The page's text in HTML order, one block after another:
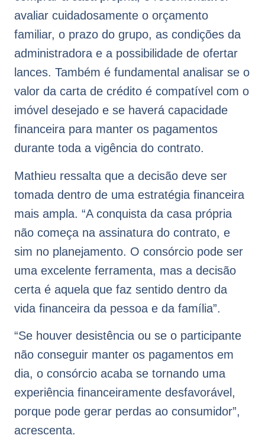
avaliar cuidadosamente o orçamento
familiar, o prazo do grupo, as condições da
administradora e a possibilidade de ofertar
lances. Também é fundamental analisar se o
valor da carta de crédito é compatível com o
imóvel desejado e se haverá capacidade
financeira para manter os pagamentos
durante toda a vigência do contrato.
Mathieu ressalta que a decisão deve ser
tomada dentro de uma estratégia financeira
mais ampla. “A conquista da casa própria
não começa na assinatura do contrato, e
sim no planejamento. O consórcio pode ser
uma excelente ferramenta, mas a decisão
certa é aquela que faz sentido dentro da
vida financeira da pessoa e da família”.
“Se houver desistência ou se o participante
não conseguir manter os pagamentos em
dia, o consórcio acaba se tornando uma
experiência financeiramente desfavorável,
porque pode gerar perdas ao consumidor”,
acrescenta.